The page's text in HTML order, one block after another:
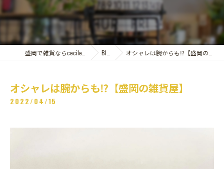
Blog オシャレは腕からも⁉︎【盛岡の雑貨屋】
オシャレは腕からも⁉︎【盛岡の雑貨屋】
2022/04/15